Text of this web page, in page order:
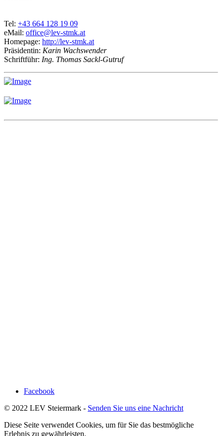
Tel: +43 664 128 19 09
eMail: office@lev-stmk.at
Homepage: http://lev-stmk.at
Präsidentin: Karin Wachswender
Schriftführ: Ing. Thomas Sackl-Gutruf
Facebook
© 2022 LEV Steiermark - Senden Sie uns eine Nachricht
Diese Seite verwendet Cookies, um für Sie das bestmögliche
Erlebnis zu gewährleisten.